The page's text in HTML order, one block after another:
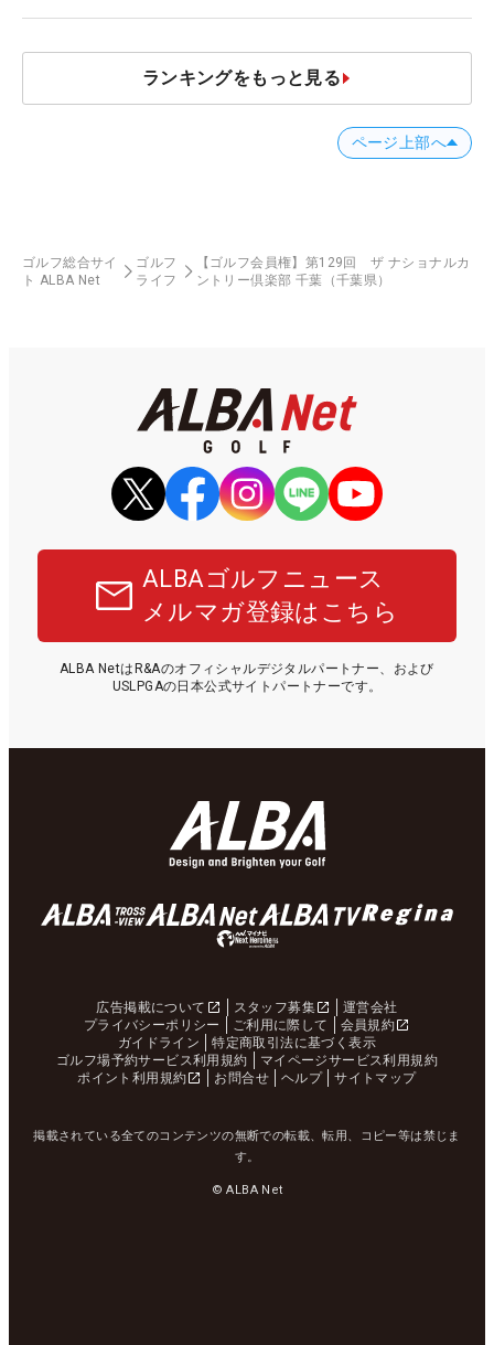
ランキングをもっと見る
ページ上部へ
ゴルフ総合サイ
ト ALBA Net
ゴルフ
ライフ
【ゴルフ会員権】第129回 ザ ナショナルカ
ントリー倶楽部 千葉（千葉県）
ALBAゴルフニュース
メルマガ登録はこちら
ALBA NetはR&Aのオフィシャルデジタルパートナー、および
USLPGAの日本公式サイトパートナーです。
広告掲載について スタッフ募集
運営会社
プライバシーポリシー
ご利用に際して
会員規約
ガイドライン
特定商取引法に基づく表示
ゴルフ場予約サービス利用規約
マイページサービス利用規約
ポイント利用規約
お問合せ ヘルプ サイトマップ
掲載されている全てのコンテンツの無断での転載、転用、コピー等は禁じま
す。
© ALBA Net